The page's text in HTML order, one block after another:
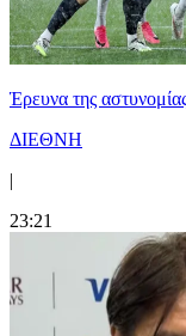
Έρευνα της
ΔΙΕΘΝΗ
|
23:21